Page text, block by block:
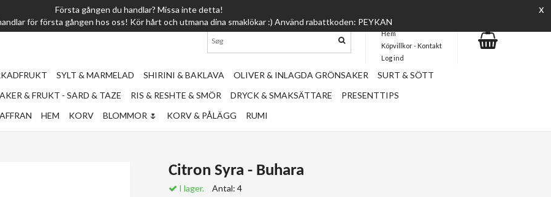
x
Första gången du handlar? Missa inte detta!
för första gången hos oss! Kör hårt och utmana dina smaklökar :) Använd rabattkoden: PEYKAN
Citron Syra - Buhara
I lager. Antal: 4
Hem
Köpvillkor - Kontakt
Log ind
SYLT & MARMELAD SHIRINI & BAKLAVA OLIVER & INLAGDA GRÖNSAKER
SURT & SÖTT
& FRUKT - SARD & TAZE RIS & RESHTE & SMÖR DRYCK & SMAKSÄTTARE
PRESENTTIPS
HEM KORV BLOMMOR 🌷 KORV & PÅLÄGG RUMI